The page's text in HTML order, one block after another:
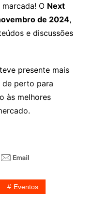
O Next
de 2024,
e discussões
presente mais
de perto para
às melhores
Eventos